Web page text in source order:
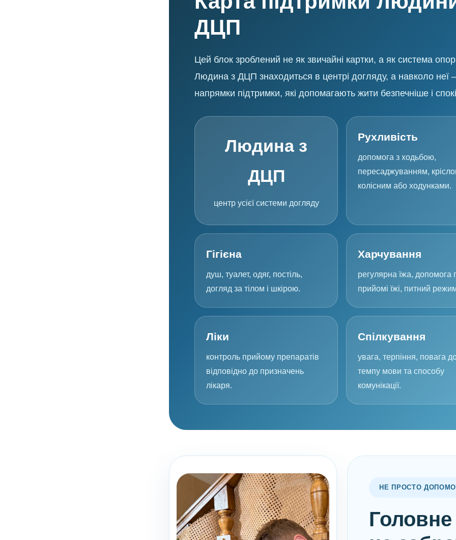
ДЦП
Цей блок зроблений не як звичайні картки, а як система
Людина з ДЦП знаходиться в центрі догляду, а навколо неї
напрямки підтримки, які допомагають жити безпечніше і
Людина з
ДЦП
центр усієї системи догляду
Рухливість
допомога з ходьбою,
пересаджуванням,
колісним або ходунками.
Гігієна
душ, туалет, одяг, постіль,
догляд за тілом і шкірою.
Харчування
регулярна їжа, допомога
прийомі їжі, питний
Ліки
контроль прийому препаратів
відповідно до призначень
лікаря.
Спілкування
увага, терпіння, повага
темпу мови та способу
комунікації.
НЕ ПРОСТО